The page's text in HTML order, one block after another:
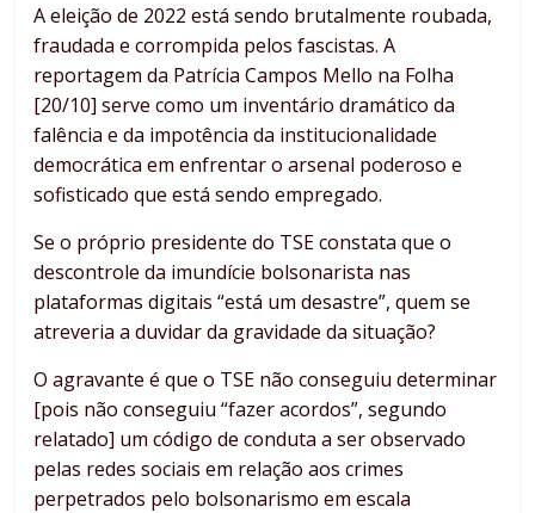
A eleição de 2022 está sendo brutalmente roubada,
fraudada e corrompida pelos fascistas. A
reportagem da Patrícia Campos Mello na Folha
[20/10] serve como um inventário dramático da
falência e da impotência da institucionalidade
democrática em enfrentar o arsenal poderoso e
sofisticado que está sendo empregado.
Se o próprio presidente do TSE constata que o
descontrole da imundície bolsonarista nas
plataformas digitais “está um desastre”, quem se
atreveria a duvidar da gravidade da situação?
O agravante é que o TSE não conseguiu determinar
[pois não conseguiu “fazer acordos”, segundo
relatado] um código de conduta a ser observado
pelas redes sociais em relação aos crimes
perpetrados pelo bolsonarismo em escala